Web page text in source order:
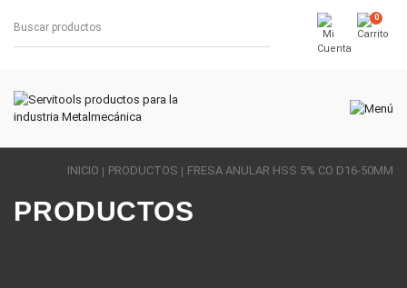
0
INICIO PRODUCTOS FRESA ANULAR HSS 5% CO D16-50MM
PRODUCTOS